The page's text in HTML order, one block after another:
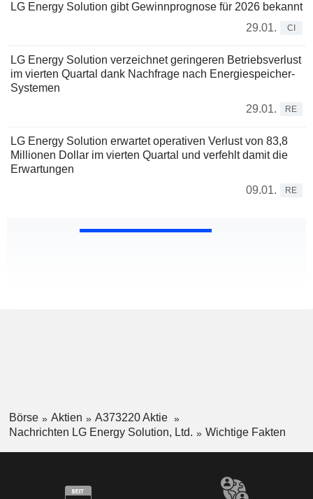
LG Energy Solution gibt Gewinnprognose für 2026 bekannt
29.01.
CI
LG Energy Solution verzeichnet geringeren Betriebsverlust
im vierten Quartal dank Nachfrage nach Energiespeicher-
Systemen
29.01.
RE
LG Energy Solution erwartet operativen Verlust von 83,8
Millionen Dollar im vierten Quartal und verfehlt damit die
Erwartungen
09.01.
RE
Börse Aktien
A373220 Aktie
Nachrichten LG Energy Solution, Ltd.
Wichtige Fakten